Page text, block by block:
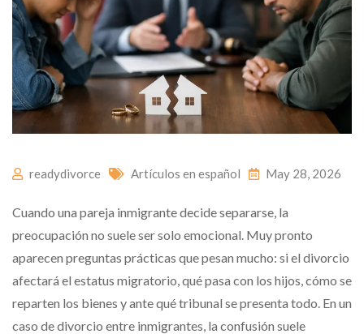
readydivorce Artículos en español May 28, 2026
Cuando una pareja inmigrante decide separarse, la
preocupación no suele ser solo emocional. Muy pronto
aparecen preguntas prácticas que pesan mucho: si el divorcio
afectará el estatus migratorio, qué pasa con los hijos, cómo se
reparten los bienes y ante qué tribunal se presenta todo. En un
caso de divorcio entre inmigrantes, la confusión suele